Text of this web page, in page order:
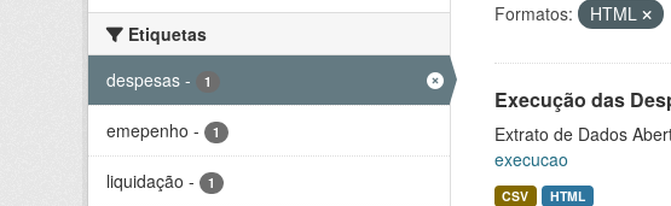
Etiquetas
despesas - 1
emepenho - 1
liquidação - 1
Formatos:
HTML
Execução das
Extrato de Dados
execucao
CSV HTML